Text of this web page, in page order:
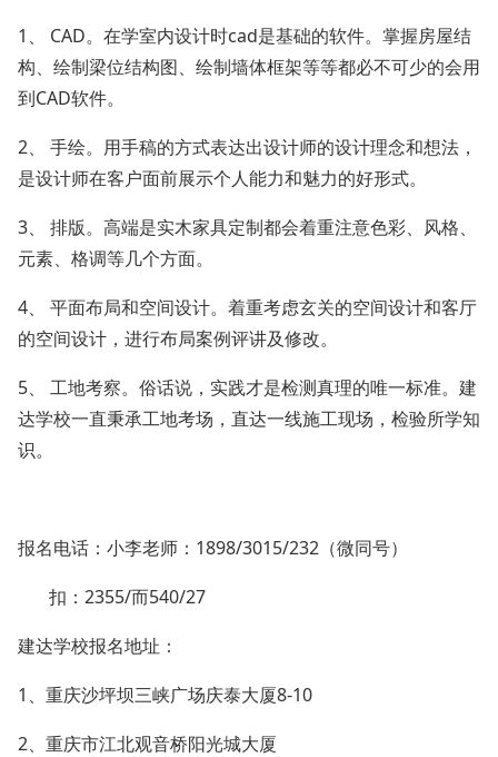
1、 CAD。在学室内设计时cad是基础的软件。掌握房屋结
构、绘制梁位结构图、绘制墙体框架等等都必不可少的会用
到CAD软件。
2、 手绘。用手稿的方式表达出设计师的设计理念和想法，
是设计师在客户面前展示个人能力和魅力的好形式。
3、 排版。高端是实木家具定制都会着重注意色彩、风格、
元素、格调等几个方面。
4、 平面布局和空间设计。着重考虑玄关的空间设计和客厅
的空间设计，进行布局案例评讲及修改。
5、 工地考察。俗话说，实践才是检测真理的唯一标准。建
达学校一直秉承工地考场，直达一线施工现场，检验所学知
识。
报名电话：小李老师：1898/3015/232（微同号）
扣：2355/而540/27
建达学校报名地址：
1、重庆沙坪坝三峡广场庆泰大厦8-10
2、重庆市江北观音桥阳光城大厦